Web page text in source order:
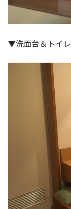
▼洗面台＆トイレ